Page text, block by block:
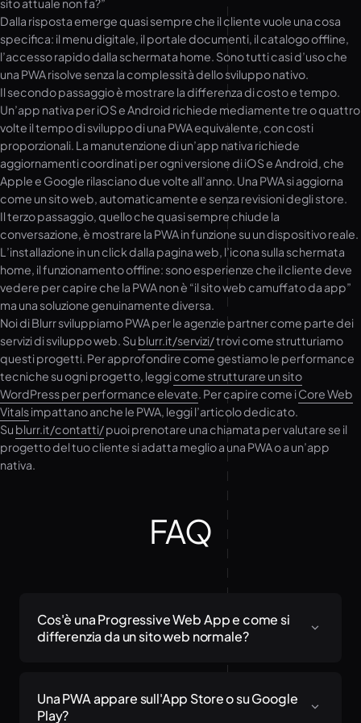
sito attuale non fa?”
Dalla risposta emerge quasi sempre che il cliente vuole una cosa
specifica: il menu digitale, il portale documenti, il catalogo offline,
l’accesso rapido dalla schermata home. Sono tutti casi d’uso che
una PWA risolve senza la complessità dello sviluppo nativo.
Il secondo passaggio è mostrare la differenza di costo e tempo.
Un’app nativa per iOS e Android richiede mediamente tre o quattro
volte il tempo di sviluppo di una PWA equivalente, con costi
proporzionali. La manutenzione di un’app nativa richiede
aggiornamenti coordinati per ogni versione di iOS e Android, che
Apple e Google rilasciano due volte all’anno. Una PWA si aggiorna
come un sito web, automaticamente e senza revisioni degli store.
Il terzo passaggio, quello che quasi sempre chiude la
conversazione, è mostrare la PWA in funzione su un dispositivo reale.
L’installazione in un click dalla pagina web, l’icona sulla schermata
home, il funzionamento offline: sono esperienze che il cliente deve
vedere per capire che la PWA non è “il sito web camuffato da app”
ma una soluzione genuinamente diversa.
Noi di Blurr sviluppiamo PWA per le agenzie partner come parte dei
servizi di sviluppo web. Su blurr.it/servizi/trovi come strutturiamo
questi progetti. Per approfondire come gestiamo le performance
tecniche su ogni progetto, leggicome strutturare un sito
WordPress per performance elevate. Per capire come iCore Web
Vitalsimpattano anche le PWA, leggi l’articolo dedicato.
Su blurr.it/contatti/puoi prenotare una chiamata per valutare se il
progetto del tuo cliente si adatta meglio a una PWA o a un’app
nativa.
FAQ
Cos'è una Progressive Web App e come si
differenzia da un sito web normale?
tecnologie specifiche, principalmente i service
worker e il Web App Manifest, che le permettono
Una PWA appare sull'App Store o su Google
Play?